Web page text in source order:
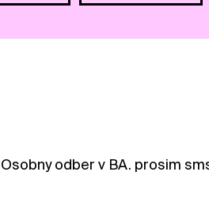
odber v BA. prosim